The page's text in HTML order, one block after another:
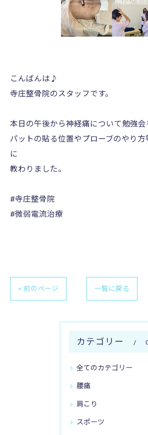
こんばんは♪
寺庄整骨院のスタッフです。
本日の午後から神経痛について勉強会
パットの貼る位置やプローブのやり
に
教わりました。
#寺庄整骨院
#微弱電流治療
< 前のページ 一覧に戻る
カテゴリー
全てのカテゴリー
腰痛
肩こり
スポーツ